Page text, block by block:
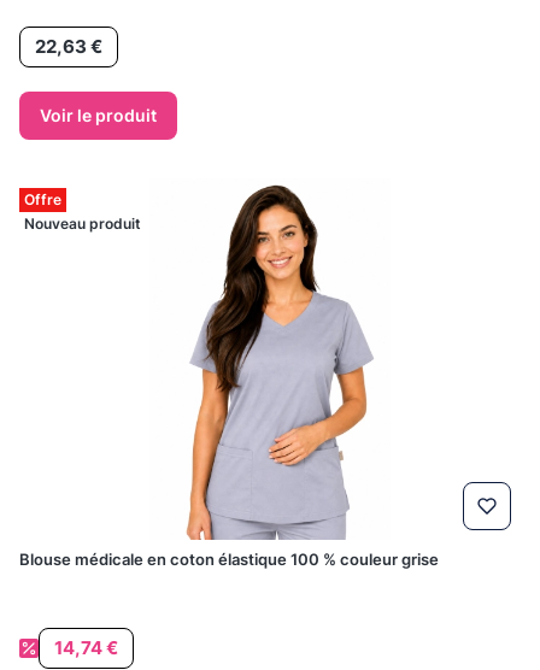
Prix22,63 €
Voir le produit
Offre
Nouveau produit
Blouse médicale en coton élastique 100 % couleur grise
Prix promotionnel
14,74 €